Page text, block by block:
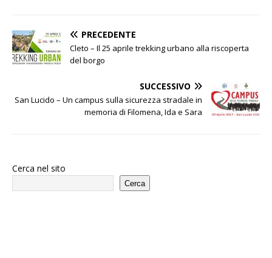
PRECEDENTE
Cleto – Il 25 aprile trekking urbano alla riscoperta
del borgo
SUCCESSIVO
San Lucido – Un campus sulla sicurezza stradale in
memoria di Filomena, Ida e Sara
Cerca nel sito
Cerca